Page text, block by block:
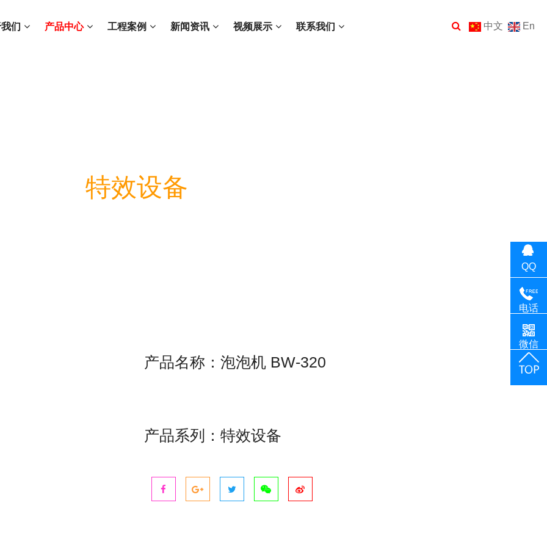
们 产品中心 工程案例 新闻资讯 视频展示 联系我们 中文 En
特效设备
产品名称：泡泡机 BW-320
产品系列：特效设备
QQ
电话
微信